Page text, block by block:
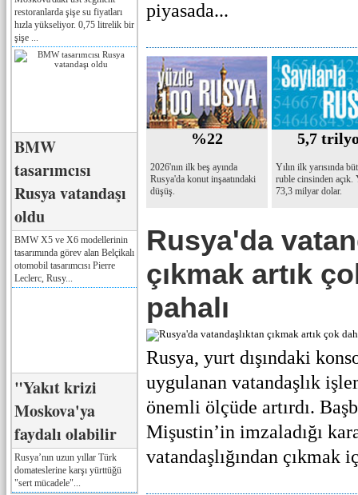
restoranlarda şişe su fiyatları
hızla yükseliyor. 0,75 litrelik bir
şişe ...
BMW
tasarımcısı
Rusya vatandaşı
oldu
BMW X5 ve X6 modellerinin
tasarımında görev alan Belçikalı
otomobil tasarımcısı Pierre
Leclerc, Rusy...
"Yakıt krizi
Moskova'ya
faydalı olabilir
Rusya’nın uzun yıllar Türk
domateslerine karşı yürttüğü
"sert mücadele"...
piyasada...
%22
2026'nın ilk beş ayında
Rusya'da konut inşaatındaki
düşüş.
5,7
Yılın ilk yarısında
ruble cinsinden açık.
73,3 milyar dolar.
Rusya'da
çıkmak artık
pahalı
Rusya, yurt dışındaki
uygulanan vatandaşlık
önemli ölçüde artırdı.
Mişustin’in imzaladığı
vatandaşlığından çıkmak